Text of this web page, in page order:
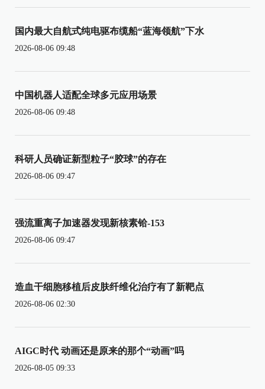
国内最大自航式纯电驱布缆船“蓝海领航”下水
2026-08-06 09:48
中国机器人适配全球多元应用场景
2026-08-06 09:48
科研人员确证新型粒子“胶球”的存在
2026-08-06 09:47
强流重离子加速器发现新核素铪-153
2026-08-06 09:47
造血干细胞移植后皮肤纤维化治疗有了新靶点
2026-08-06 02:30
AIGC时代 动画还是原来的那个“动画”吗
2026-08-05 09:33